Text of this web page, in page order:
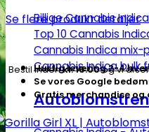
Billige Cannabis
Top 10 Cannabis
Cannabis Indica mix-
Cannabis Indica bulk
Se flere produkt detaljer
Bestil indenkl. 16.00og vi
Hurtig levering 2-4
Se vores Google
Gratis merchandise